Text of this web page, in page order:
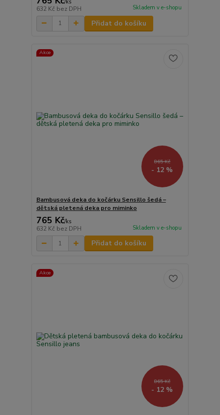
/ks
632 Kč bez DPH Skladem v e-shopu
Přidat do košíku
Akce
865 Kč
- 12 %
Bambusová deka do kočárku Sensillo šedá –
dětská pletená deka pro miminko
765 Kč/ks
632 Kč bez DPH Skladem v e-shopu
Přidat do košíku
Akce
865 Kč
- 12 %